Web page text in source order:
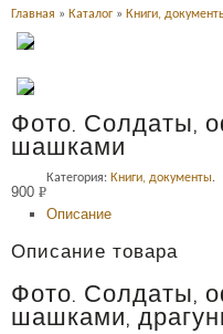
Главная » Каталог » Книги,
Фото. Солдаты,
шашками
900 Р
УБ.
Категория: Книги, документы.
Описание
Описание товара
Фото. Солдаты,
шашками,